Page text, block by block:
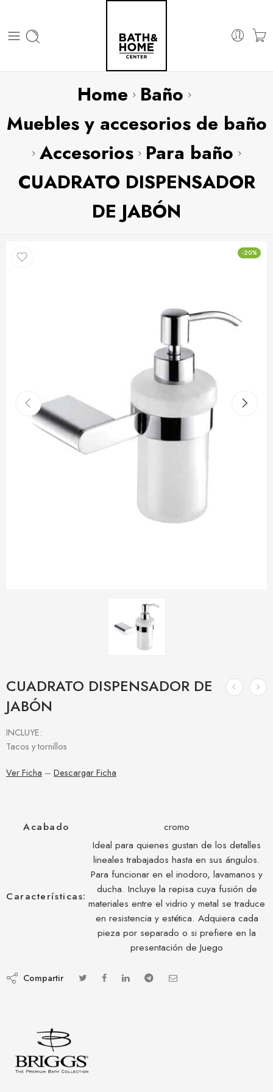
Home Baño
Muebles y accesorios de baño
Accesorios Para baño
CUADRATO DISPENSADOR
DE JABÓN
-20%
CUADRATO DISPENSADOR DE
JABÓN
INCLUYE:
Tacos y tornillos
Ver Ficha – Descargar Ficha
Acabado cromo
Características:
Ideal para quienes gustan de los detalles
lineales trabajados hasta en sus ángulos.
Para funcionar en el inodoro, lavamanos y
ducha. Incluye la repisa cuya fusión de
materiales entre el vidrio y metal se traduce
en resistencia y estética. Adquiera cada
pieza por separado o si prefiere en la
presentación de Juego
Compartir